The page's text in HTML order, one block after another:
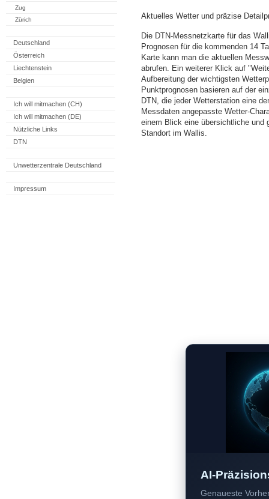
Zug
Zürich
Deutschland
Österreich
Liechtenstein
Belgien
Ich will mitmachen (CH)
Ich will mitmachen (DE)
Nützliche Links
DTN
Unwetterzentrale Deutschland
Impressum
Aktuelles Wetter und präzise
Die DTN-Messnetzkarte für das
Prognosen für die kommenden 14
Karte kann man die aktuellen
abrufen. Ein weiterer Klick auf
Aufbereitung der wichtigsten
Punktprognosen basieren auf der
DTN, die jeder Wetterstation eine
Messdaten angepasste Wetter-
einem Blick eine übersichtliche und
Standort im Wallis.
AI-
Genaueste